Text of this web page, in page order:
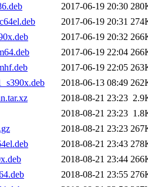
2017-06-19 20:30
2017-06-19 20:31
2017-06-19 20:32
2017-06-19 22:04
2017-06-19 22:05
2018-06-13 08:49
2018-08-21 23:23
2018-08-21 23:23
2018-08-21 23:23
2018-08-21 23:43
2018-08-21 23:44
2018-08-21 23:55